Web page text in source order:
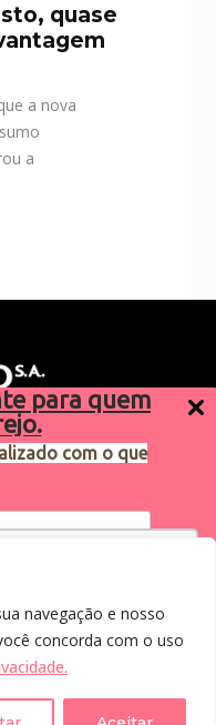
para quem
com o que
com a
melhor
site e
navegação e nosso
concorda com o uso
quase
a nova
a
reservados.